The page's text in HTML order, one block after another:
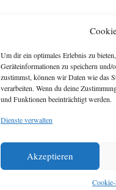
Um dir ein optimales Erlebnis zu
Geräteinformationen zu speichern und/
zustimmst, können wir Daten wie das
verarbeiten. Wenn du deine
und Funktionen beeinträchtigt werden.
Dienste verwalten
Akzeptieren
Diese Webseite stellt
HafenCity Zeitung
Version ist unter